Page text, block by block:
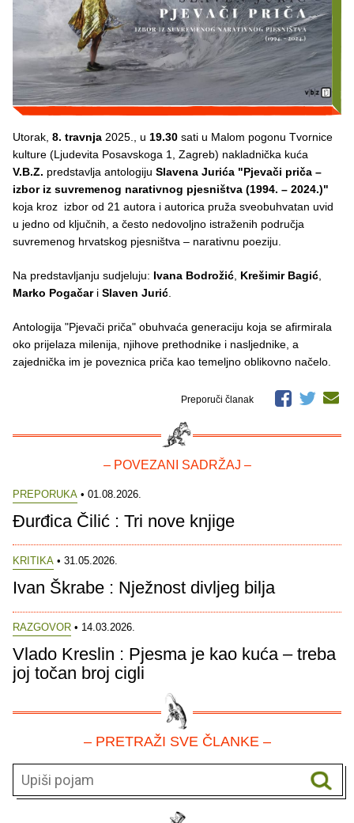
Utorak, 8. travnja 2025., u 19.30 sati u Malom pogonu Tvornice
kulture (Ljudevita Posavskoga 1, Zagreb) nakladnička kuća
V.B.Z. predstavlja antologiju Slavena Jurića "Pjevači priča –
izbor iz suvremenog narativnog pjesništva (1994. – 2024.)"
koja kroz izbor od 21 autora i autorica pruža sveobuhvatan uvid
u jedno od ključnih, a često nedovoljno istraženih područja
suvremenog hrvatskog pjesništva – narativnu poeziju.
Na predstavljanju sudjeluju: Ivana Bodrožić Krešimir Bagić
Marko Pogačari Slaven Jurić
Antologija "Pjevači priča" obuhvaća generaciju koja se afirmirala
oko prijelaza milenija, njihove prethodnike i nasljednike, a
zajednička im je poveznica priča kao temeljno oblikovno načelo.
Preporuči članak
– POVEZANI SADRŽAJ –
PREPORUKA • 01.08.2026.
Đurđica Čilić : Tri nove knjige
KRITIKA • 31.05.2026.
Ivan Škrabe : Nježnost divljeg bilja
RAZGOVOR • 14.03.2026.
Vlado Kreslin : Pjesma je kao kuća – treba
joj točan broj cigli
– PRETRAŽI SVE ČLANKE –